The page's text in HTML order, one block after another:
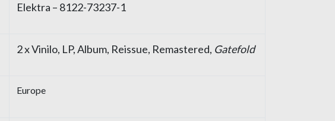
Elektra – 8122-73237-1
2 x Vinilo, LP, Album, Reissue, Remastered, Gatefold
Europe